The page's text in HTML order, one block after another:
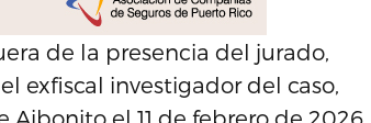
de la presencia del jurado,
exfiscal investigador del caso,
Aibonito el 11 de febrero de 2026